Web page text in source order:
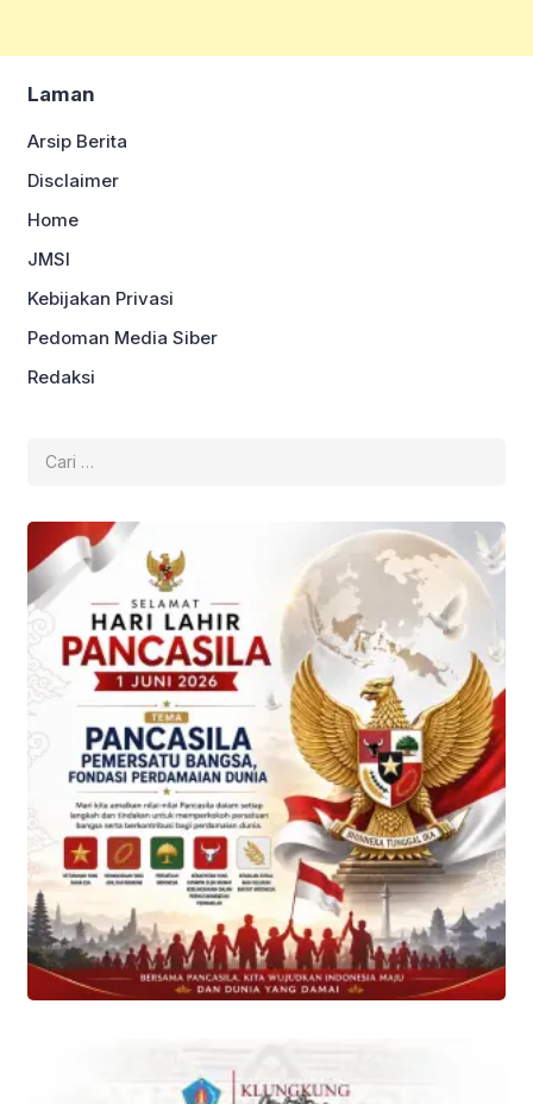
Laman
Arsip Berita
Disclaimer
Home
JMSI
Kebijakan Privasi
Pedoman Media Siber
Redaksi
untuk: